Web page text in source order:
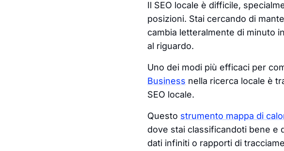
Il SEO locale è difficile,
posizioni. Stai cercando di
cambia letteralmente di minuto
al riguardo.
Uno dei modi più efficaci per
Business nella ricerca locale è
SEO locale.
Questo strumento mappa di
dove stai classificandoti bene e
dati infiniti o rapporti di